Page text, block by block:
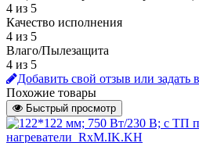
4 из 5
Качество исполнения
4 из 5
Влаго/Пылезащита
4 из 5
Добавить свой отзыв или задать
Похожие товары
Быстрый просмотр